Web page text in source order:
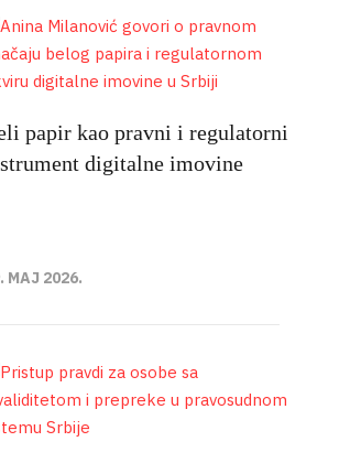
papir kao pravni i regulatorni
digitalne imovine
MAJ 2026.